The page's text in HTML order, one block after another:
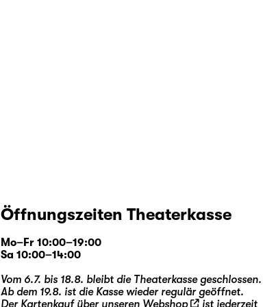
Öffnungszeiten Theaterkasse
Mo–Fr 10:00–19:00
Sa 10:00–14:00
Vom 6.7. bis 18.8. bleibt die Theaterkasse geschlossen.
Ab dem 19.8. ist die Kasse wieder regulär geöffnet.
Der Kartenkauf über unseren Webshop ist jederzeit